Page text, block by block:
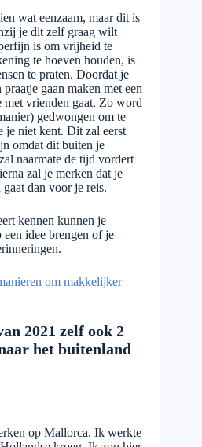
wat eenzaam, maar dit is
je dit zelf graag wilt
is om vrijheid te
te hoeven houden, is
te praten. Doordat je
gaan maken met een
met vrienden gaat. Zo word
gedwongen om te
je niet kent. Dit zal eerst
omdat dit buiten je
naarmate de tijd vordert
zal je merken dat je
dan voor je reis.
kennen kunnen je
idee brengen of je
om makkelijker
2021 zelf ook 2
het buitenland
op Mallorca. Ik werkte